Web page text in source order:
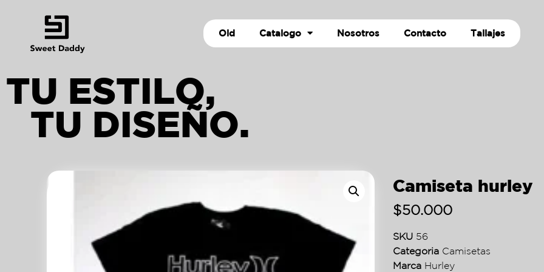
Old Catalogo Nosotros Contacto Tallajes
TU ESTILO,
TU DISEÑO.
Camiseta hurley
$50.000
SKU 56
Categoria Camisetas
Marca Hurley